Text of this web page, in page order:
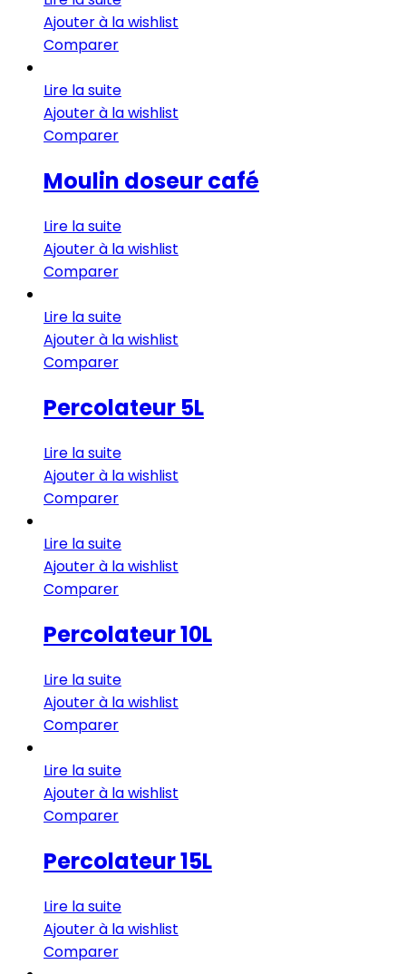
Ajouter à la wishlist
Comparer
Lire la suite
Ajouter à la wishlist
Comparer
Moulin doseur café
Lire la suite
Ajouter à la wishlist
Comparer
Lire la suite
Ajouter à la wishlist
Comparer
Percolateur 5L
Lire la suite
Ajouter à la wishlist
Comparer
Lire la suite
Ajouter à la wishlist
Comparer
Percolateur 10L
Lire la suite
Ajouter à la wishlist
Comparer
Lire la suite
Ajouter à la wishlist
Comparer
Percolateur 15L
Lire la suite
Ajouter à la wishlist
Comparer